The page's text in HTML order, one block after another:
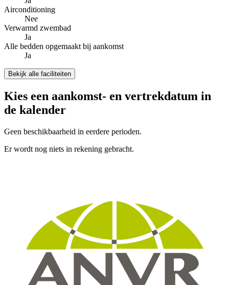
Airconditioning
Nee
Verwarmd zwembad
Ja
Alle bedden opgemaakt bij aankomst
Ja
Bekijk alle faciliteiten
Kies een aankomst- en vertrekdatum in
de kalender
Geen beschikbaarheid in eerdere perioden.
Er wordt nog niets in rekening gebracht.